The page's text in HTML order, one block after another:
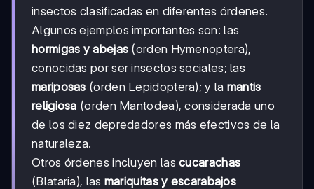
insectos clasificadas en diferentes órdenes.
Algunos ejemplos importantes son: las
hormigas y abejas (orden Hymenoptera),
conocidas por ser insectos sociales; las
mariposas (orden Lepidoptera); y la mantis
religiosa (orden Mantodea), considerada uno
de los diez depredadores más efectivos de la
naturaleza.
Otros órdenes incluyen lascucarachas
(Blataria), las mariquitas y escarabajos